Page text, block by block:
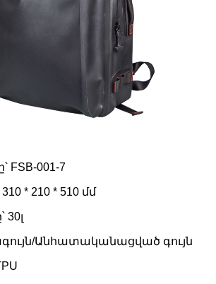
FSB-001-7
* 210 * 510 մմ
30լ
Անհատականացված գույն